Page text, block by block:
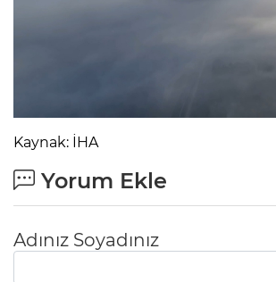
Kaynak: İHA
Yorum Ekle
Adınız Soyadınız